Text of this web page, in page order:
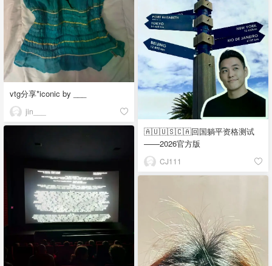
vtg分享*iconic by ___
jin___
🇦🇺🇺🇸🇨🇦回国躺平资格测试
——2026官方版
CJ111